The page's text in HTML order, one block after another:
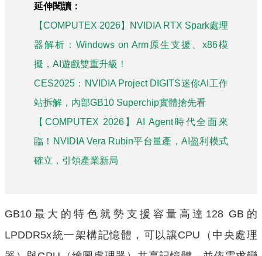
延伸閱讀：
【COMPUTEX 2026】NVIDIA RTX Spark處理
器解析：Windows on Arm原生支援、x86模
擬，AI遊戲雙重升級！
CES2025：NVIDIA Project DIGITS迷你AI工作
站拆解，內部GB10 Superchip實體搶先看
【COMPUTEX 2026】AI Agent時代全面來
臨！NVIDIA Vera Rubin平台量產，AI盈利模式
確立，引領產業新局
GB10最大的特色就勢支援容量高達128 GB的
LPDDR5x統一架構記憶體，可以讓CPU（中央處理